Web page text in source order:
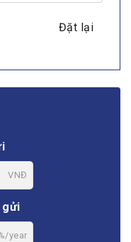
Đặt lại
VNĐ
gửi
year